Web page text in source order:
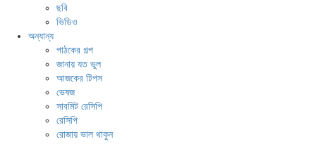
ছবি
ভিডিও
অন্যান্য
পাঠকের গল্প
জানায় যত ভুল
আজকের টিপস
ভেষজ
সাবমিট রেসিপি
রেসিপি
রোজায় ভাল থাকুন